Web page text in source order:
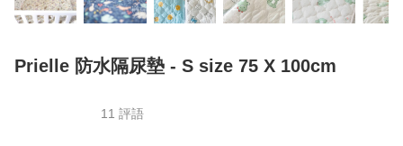
Prielle 防水隔尿墊 - S size 75 X 100cm
11 評語